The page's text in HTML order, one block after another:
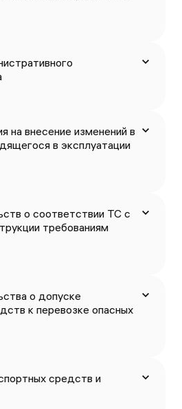
на внесение изменений в
в эксплуатации
о соответствии ТС с
требованиям
о допуске
к перевозке опасных
средств и